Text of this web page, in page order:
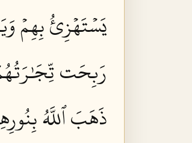
يَسۡتَهۡزِئُ بِهِمۡ
رَبِحَت تِّجَٰرَتُهُمۡ
ذَهَبَ ٱللَّهُ